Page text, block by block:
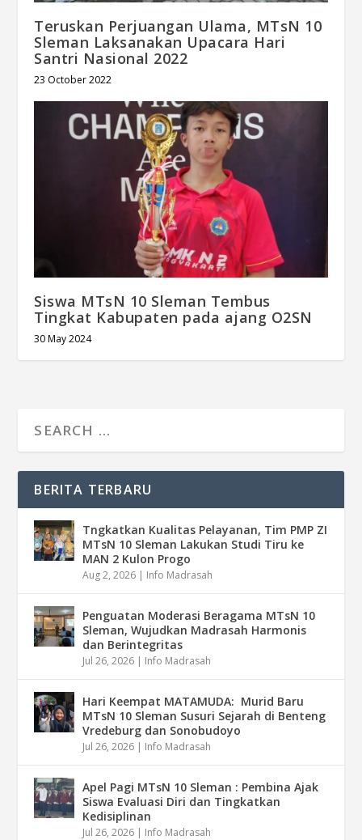
Teruskan Perjuangan Ulama, MTsN 10
Sleman Laksanakan Upacara Hari
Santri Nasional 2022
23 October 2022
Siswa MTsN 10 Sleman Tembus
Tingkat Kabupaten pada ajang O2SN
30 May 2024
BERITA TERBARU
Tngkatkan Kualitas Pelayanan, Tim PMP ZI
MTsN 10 Sleman Lakukan Studi Tiru ke
MAN 2 Kulon Progo
Aug 2, 2026 | Info Madrasah
Penguatan Moderasi Beragama MTsN 10
Sleman, Wujudkan Madrasah Harmonis
dan Berintegritas
Jul 26, 2026 | Info Madrasah
Hari Keempat MATAMUDA: Murid Baru
MTsN 10 Sleman Susuri Sejarah di Benteng
Vredeburg dan Sonobudoyo
Jul 26, 2026 | Info Madrasah
Apel Pagi MTsN 10 Sleman : Pembina Ajak
Siswa Evaluasi Diri dan Tingkatkan
Kedisiplinan
Jul 26, 2026 | Info Madrasah